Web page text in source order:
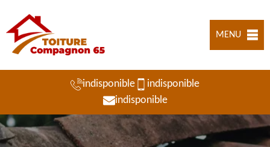
MENU
indisponible
indisponible
indisponible